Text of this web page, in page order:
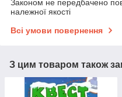
Законом не передбачено
належної якості
Всі умови повернення
З цим товаром також